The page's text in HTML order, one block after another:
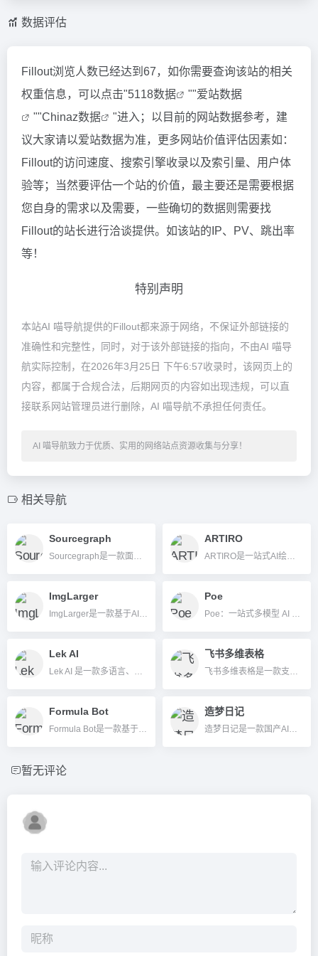
数据评估
Fillout浏览人数已经达到67，如你需要查询该站的相关
权重信息，可以点击"5118数据 ""爱站数据
""Chinaz数据
"进入；以目前的网站数据参考，建
议大家请以爱站数据为准，更多网站价值评估因素如：
Fillout的访问速度、搜索引擎收录以及索引量、用户体
验等；当然要评估一个站的价值，最主要还是需要根据
您自身的需求以及需要，一些确切的数据则需要找
Fillout的站长进行洽谈提供。如该站的IP、PV、跳出率
等！
特别声明
本站AI 喵导航提供的Fillout都来源于网络，不保证外部链接的
准确性和完整性，同时，对于该外部链接的指向，不由AI 喵导
航实际控制，在2026年3月25日 下午6:57收录时，该网页上的
内容，都属于合规合法，后期网页的内容如出现违规，可以直
接联系网站管理员进行删除，AI 喵导航不承担任何责任。
AI 喵导航致力于优质、实用的网络站点资源收集与分享！
相关导航
Sourcegraph
Sourcegraph是一款面向开发者和企业的AI代码搜索与智能管理平台，通过Cody AI助手和强大代码索引，极大提升团队开发效率和代码协作体验。
ARTIRO
ARTIRO是一站式AI绘画平台，提供多风格AI图片生成与素材下载，助力创作者高效产出原创图像。
ImgLarger
ImgLarger是一款基于AI的图片无损放大、增强和修复工具，适合多种场景在线使用。
Poe
Poe：一站式多模型 AI 聊天与自定义应用平台
Lek AI
Lek AI 是一款多语言、高效率的AI文本内容生成工具，覆盖广告、邮件、SEO、社交媒体等多场景，提升内容创作速度与质量。
飞书多维表格
飞书多维表格是一款支持多维数据建模、AI驱动分析与自动化协同的数据管理办公工具，适合团队高效协作与智能业务流转。
Formula Bot
Formula Bot是一款基于AI的全能数据分析与自动化工具，支持自然语言提问、数据可视化和复杂公式自动生成，大幅提升数据处理效率。
造梦日记
造梦日记是一款国产AI图像生成工具，支持多风格插画创作、头像定制与批量高清图像输出，满足插画、设计、电商等行业多场景需求。
暂无评论